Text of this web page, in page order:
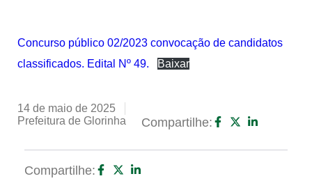
Concurso público 02/2023 convocação de candidatos
classificados. Edital Nº 49.
Baixar
14 de maio de 2025
Prefeitura de Glorinha
Compartilhe:
Compartilhe: